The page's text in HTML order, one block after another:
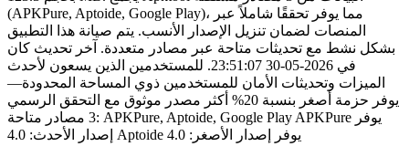
(APKPure, Aptoide, Google Play)، مما يوفر تحققًا شاملاً عبر
المنصات لضمان تنزيل الإصدار الأنسب. يتم صيانة هذا التطبيق
بشكل نشط مع تحديثات متاحة عبر مصادر متعددة. آخر تحديث كان
في 2026-05-30 23:51:07. للمستخدمين الذين يسعون لأحدث
الميزات وتحديثات الأمان للمستخدمين ذوي المساحة المحدودة—
يوفر حزمة أصغر بنسبة 20% أكثر مصدر موثوق مع التحقق الرسمي
3 مصادر متاحة: APKPure, Aptoide, Google Play APKPure يوفر
إصدار الأحدث: 4.0 Aptoide يوفر إصدار الأصغر: 4.0